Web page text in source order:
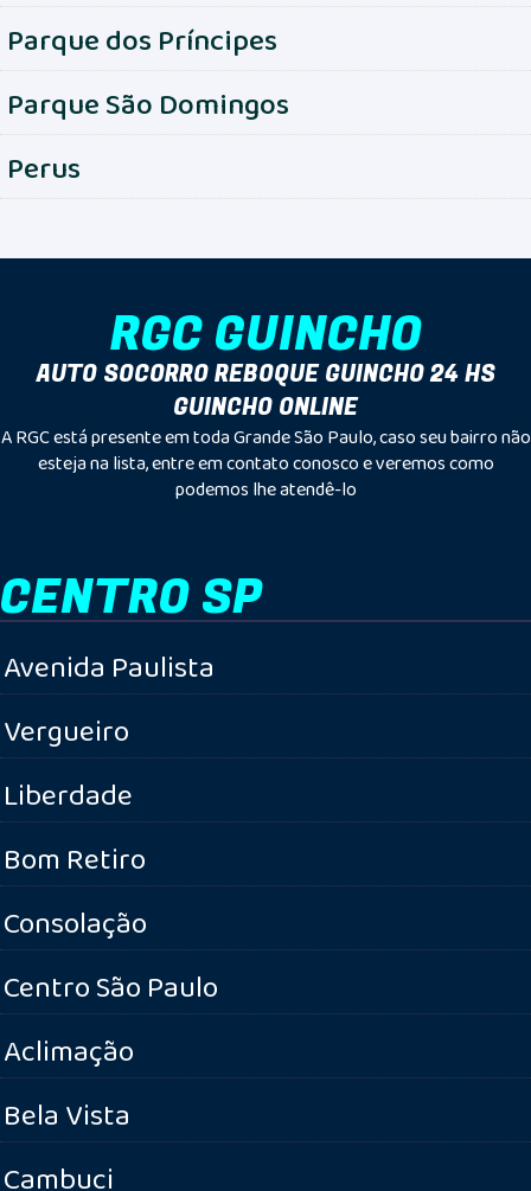
Parque dos Príncipes
Parque São Domingos
Perus
RGC GUINCHO
AUTO SOCORRO REBOQUE GUINCHO 24 HS
GUINCHO ONLINE
A RGC está presente em toda Grande São Paulo, caso seu bairro não
esteja na lista, entre em contato conosco e veremos como
podemos lhe atendê-lo
CENTRO SP
Avenida Paulista
Vergueiro
Liberdade
Bom Retiro
Consolação
Centro São Paulo
Aclimação
Bela Vista
Cambuci